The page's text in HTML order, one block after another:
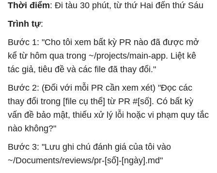
Thời điểm: Đi tàu 30 phút, từ thứ Hai đến thứ Sáu
Trình tự:
Bước 1: "Cho tôi xem bất kỳ PR nào đã được mở
kể từ hôm qua trong ~/projects/main-app. Liệt kê
tác giả, tiêu đề và các file đã thay đổi."
Bước 2: (Đối với mỗi PR cần xem xét) "Đọc các
thay đổi trong [file cụ thể] từ PR #[số]. Có bất kỳ
vấn đề bảo mật, thiếu xử lý lỗi hoặc vi phạm quy tắc
nào không?"
Bước 3: "Lưu ghi chú đánh giá của tôi vào
~/Documents/reviews/pr-[số]-[ngày].md"